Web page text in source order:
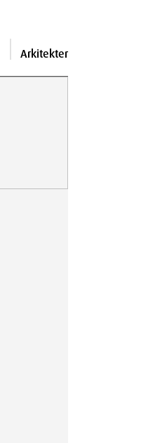
Arkitekter